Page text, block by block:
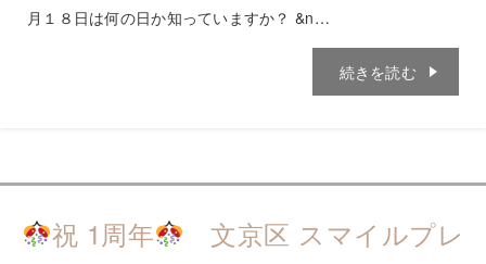
月１８日は何の日か知っていますか？ &n…
続きを読む
祝 1周年
文京区 スマイルプレ